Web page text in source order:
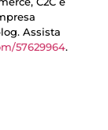
Assista
57629964.